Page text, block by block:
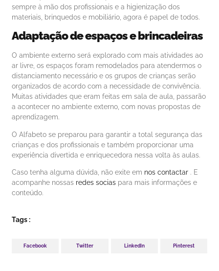
sempre à mão dos profissionais e a higienização dos
materiais, brinquedos e mobiliário, agora é papel de todos.
Adaptação de espaços e brincadeiras
O ambiente externo será explorado com mais atividades ao
ar livre, os espaços foram remodelados para atendermos o
distanciamento necessário e os grupos de crianças serão
organizados de acordo com a necessidade de convivência.
Muitas atividades que eram feitas em sala de aula, passarão
a acontecer no ambiente externo, com novas propostas de
aprendizagem.
O Alfabeto se preparou para garantir a total segurança das
crianças e dos profissionais e também proporcionar uma
experiência divertida e enriquecedora nessa volta às aulas.
Caso tenha alguma dúvida, não exite em nos contactar . E
acompanhe nossas redes socias para mais informações e
conteúdo.
Tags :
Facebook Twitter LinkedIn Pinterest